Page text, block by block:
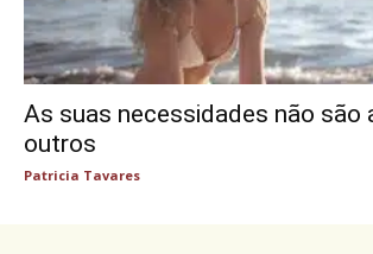
As suas necessidades não são
outros
Patricia Tavares